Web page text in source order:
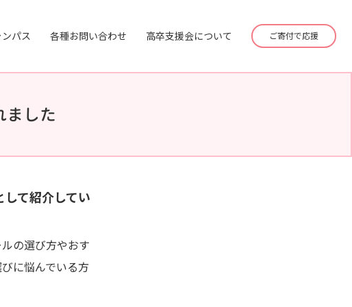
パス 各種お問い合わせ 高卒支援会について ご寄付で応援
ました
て紹介してい
の選び方やおす
に悩んでいる方